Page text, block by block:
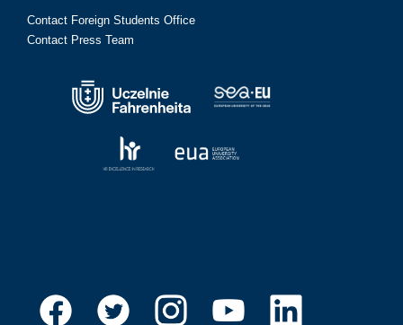
Contact Foreign Students Office
Contact Press Team